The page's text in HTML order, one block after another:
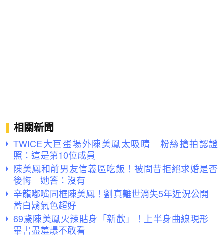
相關新聞
TWICE大巨蛋場外陳美鳳太吸睛 粉絲搶拍認證
照：這是第10位成員
陳美鳳和前男友信義區吃飯！被問昔拒絕求婚是否
後悔 她答：沒有
辛龍嘟嘴同框陳美鳳！劉真離世消失5年近況公開
蓄白鬍氣色超好
69歲陳美鳳火辣貼身「新歡」！上半身曲線現形
畢書盡羞爆不敢看